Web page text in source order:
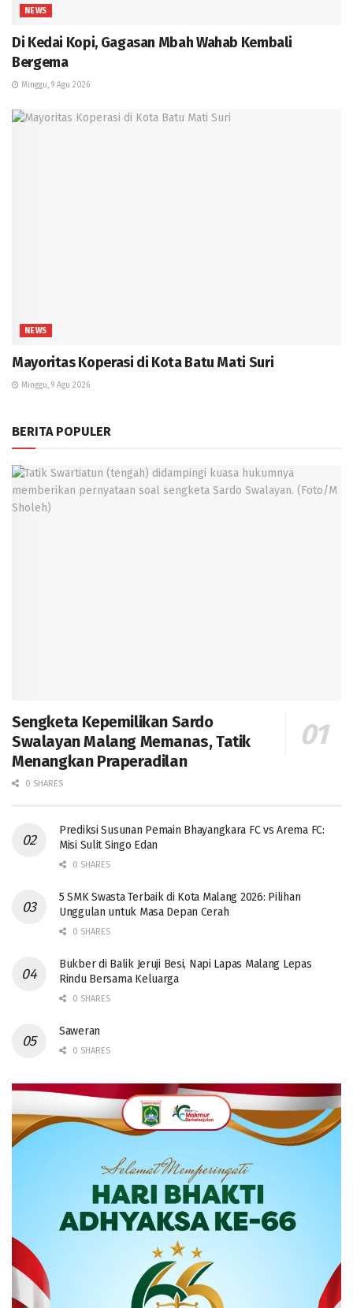
NEWS
Di Kedai Kopi, Gagasan Mbah Wahab Kembali
Bergema
Minggu, 9 Agu 2026
NEWS
Mayoritas Koperasi di Kota Batu Mati Suri
Minggu, 9 Agu 2026
BERITA POPULER
Sengketa Kepemilikan Sardo
Swalayan Malang Memanas, Tatik
Menangkan Praperadilan
0 SHARES
Prediksi Susunan Pemain Bhayangkara FC vs Arema FC:
Misi Sulit Singo Edan
0 SHARES
5 SMK Swasta Terbaik di Kota Malang 2026: Pilihan
Unggulan untuk Masa Depan Cerah
0 SHARES
Bukber di Balik Jeruji Besi, Napi Lapas Malang Lepas
Rindu Bersama Keluarga
0 SHARES
Saweran
0 SHARES